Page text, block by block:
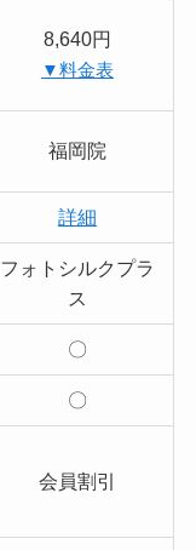
8,640円
▼料金表
福岡院
詳細
フォトシルクプラ
ス
〇
〇
会員割引